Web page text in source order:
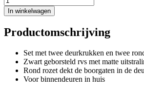
In winkelwagen
Productomschrijving
Set met twee deurkrukken en twee
Zwart geborsteld rvs met matte
Rond rozet dekt de boorgaten in de
Voor binnendeuren in huis